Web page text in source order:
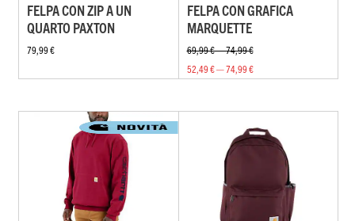
FELPA CON ZIP A UN
QUARTO PAXTON
79,99 €
FELPA CON GRAFICA
MARQUETTE
69,99 € — 74,99 €
52,49 € — 74,99 €